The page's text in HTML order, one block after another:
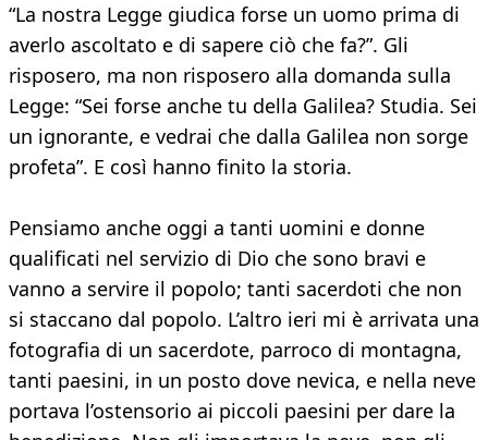
“La nostra Legge giudica forse un uomo prima di
averlo ascoltato e di sapere ciò che fa?”. Gli
risposero, ma non risposero alla domanda sulla
Legge: “Sei forse anche tu della Galilea? Studia. Sei
un ignorante, e vedrai che dalla Galilea non sorge
profeta”. E così hanno finito la storia.
Pensiamo anche oggi a tanti uomini e donne
qualificati nel servizio di Dio che sono bravi e
vanno a servire il popolo; tanti sacerdoti che non
si staccano dal popolo. L’altro ieri mi è arrivata una
fotografia di un sacerdote, parroco di montagna,
tanti paesini, in un posto dove nevica, e nella neve
portava l’ostensorio ai piccoli paesini per dare la